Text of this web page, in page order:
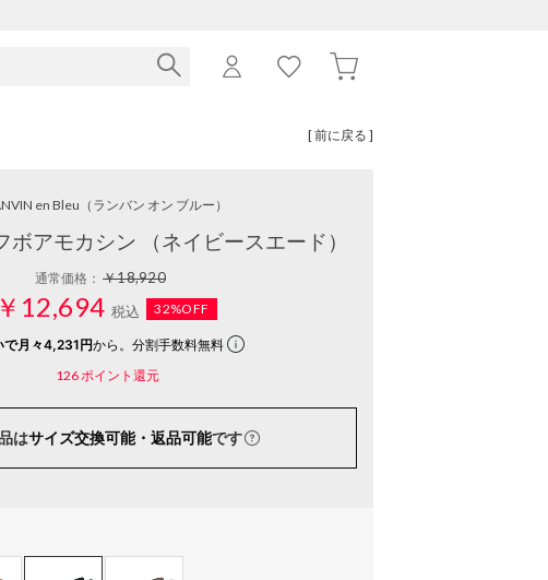
[ 前に戻る ]
en Bleu （ランバン オン ブルー）
ボアモカシン （ネイビースエード）
通常価格：￥18,920
￥12,694 税込 32%OFF
で月々4,231円から。分割手数料無料
126ポイント還元
はサイズ交換可能・返品可能です